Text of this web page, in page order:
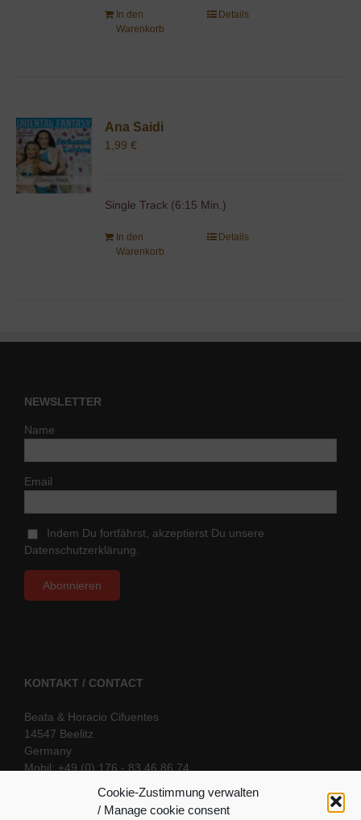
Cookie-Zustimmung verwalten
/ Manage cookie consent
In den
Warenkorb
Details
Ana Saidi
1,99€
Single Track (6:15 Min.)
In den
Warenkorb
Details
NEWSLETTER
Name
Email
Indem Du fortfährst, akzeptierst Du unsere
Datenschutzerklärung.
KONTAKT / CONTACT
Beata & Horacio Cifuentes
14547 Beelitz
Germany
Mobil: +49 (0) 176 - 83 46 86 74